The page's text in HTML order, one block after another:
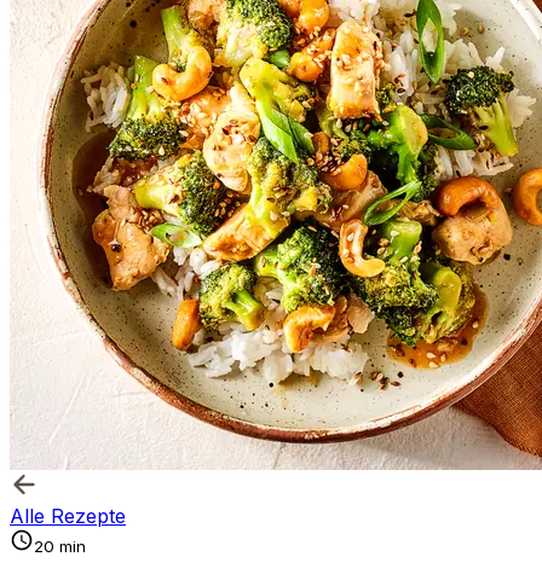
Alle Rezepte
20 min